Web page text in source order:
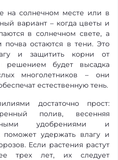
на солнечном месте или в
вариант – когда цветы и
в солнечном свете, а
почва остаются в тени. Это
и защитить корни от
решением будет высадка
многолетников – они
естественную тень.
достаточно прост:
полив, весенняя
удобрениями и
поможет удержать влагу и
Если растения растут
трех лет, их следует